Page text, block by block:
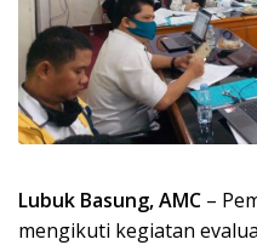
Lubuk Basung, AMC –
mengikuti kegiatan